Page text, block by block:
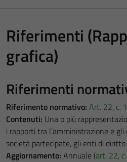
Riferimenti
grafica)
Riferimenti
Riferimento normativo: Art. 22, c.
Contenuti: Una o più
i rapporti tra l’amministrazione e
società partecipate, gli enti di
Aggiornamento: Annuale (art. 22,